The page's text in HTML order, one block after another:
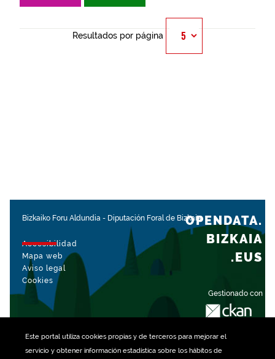
Este portal utiliza cookiespropias y de terceros para mejorar el
servicio y obtener información estadística sobre los hábitos de
Resultados por página
Bizkaiko Foru Aldundia - Diputación Foral de Bizkaia
Accesibilidad
Mapa web
Aviso legal
Cookies
Gestionado con
OPENDATA.
BIZKAIA
.EUS